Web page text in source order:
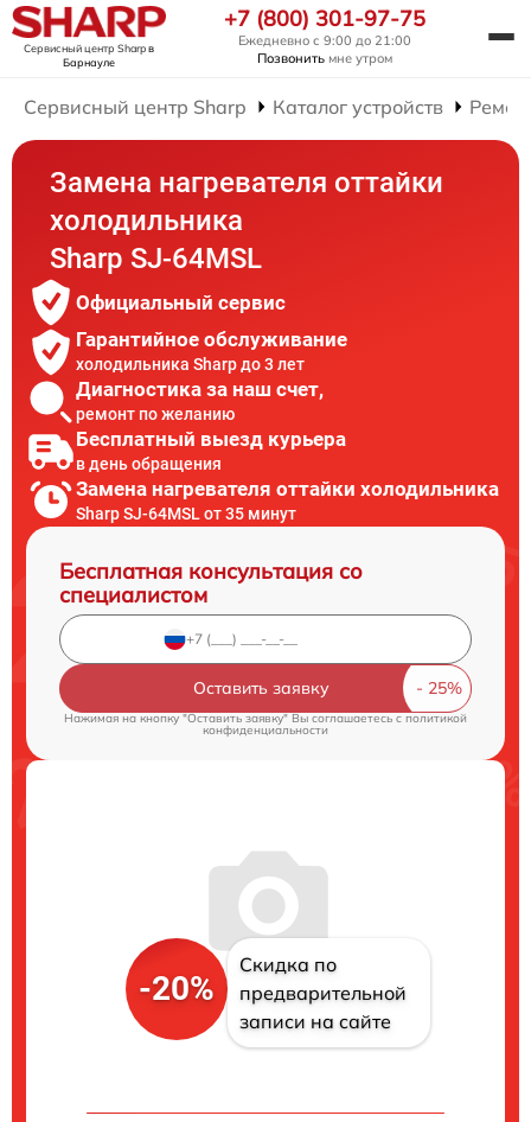
Сервисный центр Sharpв
Барнауле
+7 (800) 301-97-75
Ежедневно с 9:00 до 21:00
Позвонить мне утром
Сервисный центр Sharp Каталог устройств
Замена нагревателя оттайки
холодильника
Sharp SJ-64MSL
Официальный сервис
Гарантийное обслуживание
холодильника Sharp до 3 лет
Диагностика за наш счет,
ремонт по желанию
Бесплатный выезд курьера
в день обращения
Замена нагревателя оттайки холодильника
Sharp SJ-64MSL от 35 минут
Бесплатная консультация со
специалистом
Оставить заявку
Нажимая на кнопку "Оставить заявку" Вы соглашаетесь cполитикой
конфиденциальности
-20%
Скидка по
предварительной
записи на сайте